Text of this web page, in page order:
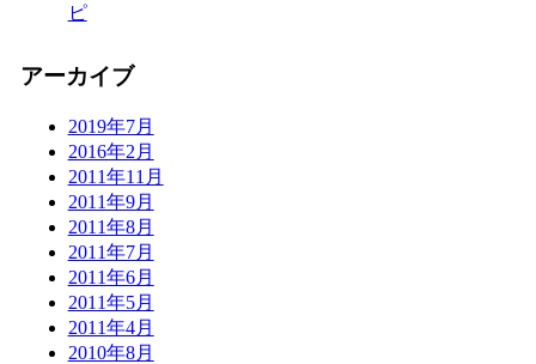
ピ
アーカイブ
2019年7月
2016年2月
2011年11月
2011年9月
2011年8月
2011年7月
2011年6月
2011年5月
2011年4月
2010年8月